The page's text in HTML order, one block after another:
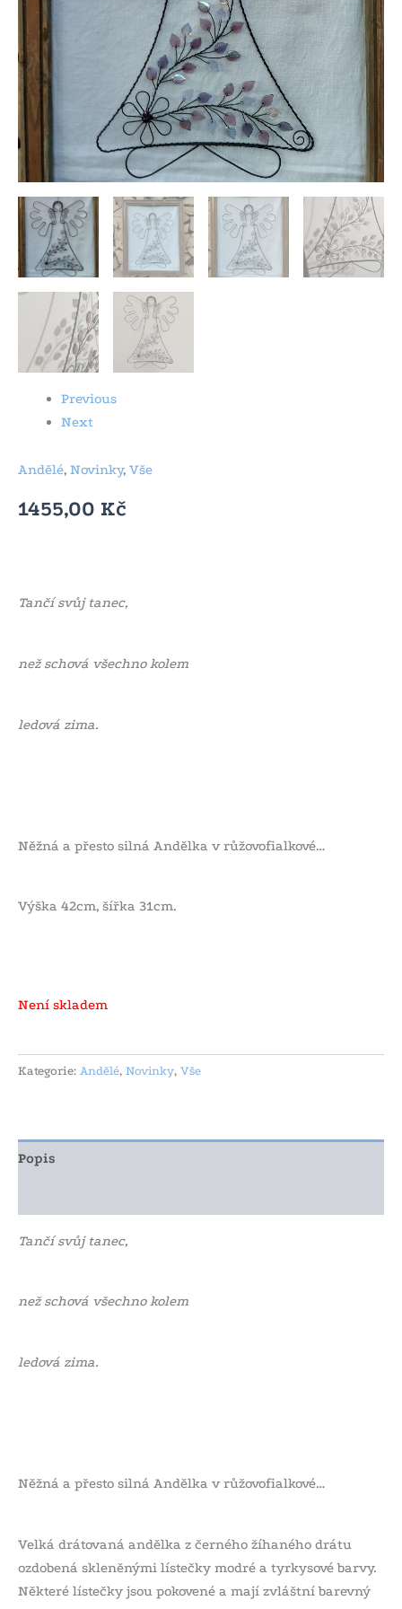
Previous
Next
Andělé, Novinky, Vše
1455,00 Kč
Tančí svůj tanec,
než schová všechno kolem
ledová zima.
Něžná a přesto silná Andělka v růžovofialkové…
Výška 42cm, šířka 31cm.
Není skladem
Kategorie: Andělé, Novinky, Vše
Popis
Tančí svůj tanec,
než schová všechno kolem
ledová zima.
Něžná a přesto silná Andělka v růžovofialkové…
Velká drátovaná andělka z černého žíhaného drátu
ozdobená skleněnými lístečky modré a tyrkysové barvy.
Některé lístečky jsou pokovené a mají zvláštní barevný